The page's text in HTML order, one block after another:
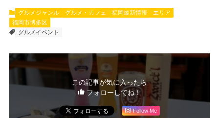
グルメジャンル グルメ・カフェ 福岡最新情報
エリア
福岡市博多区
グルメイベント
この記事が気に入ったら
フォローしてね！
Follow Me